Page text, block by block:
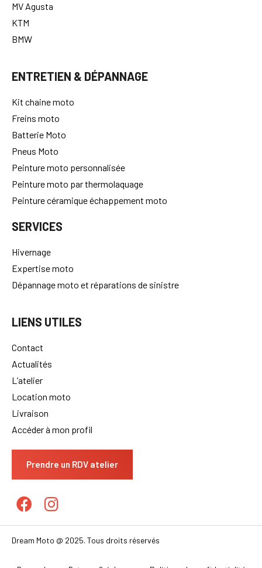
MV Agusta
KTM
BMW
ENTRETIEN & DÉPANNAGE
Kit chaine moto
Freins moto
Batterie Moto
Pneus Moto
Peinture moto personnalisée
Peinture moto par thermolaquage
Peinture céramique échappement moto
SERVICES
Hivernage
Expertise moto
Dépannage moto et réparations de sinistre
LIENS UTILES
Contact
Actualités
L’atelier
Location moto
Livraison
Accéder à mon profil
Prendre un RDV atelier
Dream Moto @ 2025. Tous droits réservés